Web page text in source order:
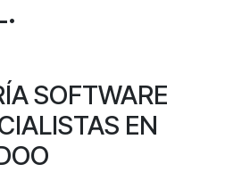
SOFTWARE
EN